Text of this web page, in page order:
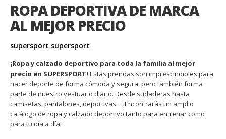
ROPA DEPORTIVA DE MARCA
AL MEJOR PRECIO
supersport supersport
¡Ropa y calzado deportivo para toda la familia al mejor
precio en SUPERSPORT! Estas prendas son imprescindibles para
hacer deporte de forma cómoda y segura, pero también forma
parte de nuestro vestuario diario. Desde sudaderas hasta
camisetas, pantalones, deportivas… ¡Encontrarás un amplio
catálogo de ropa y calzado deportivo tanto para entrenar como
para tu día a día!